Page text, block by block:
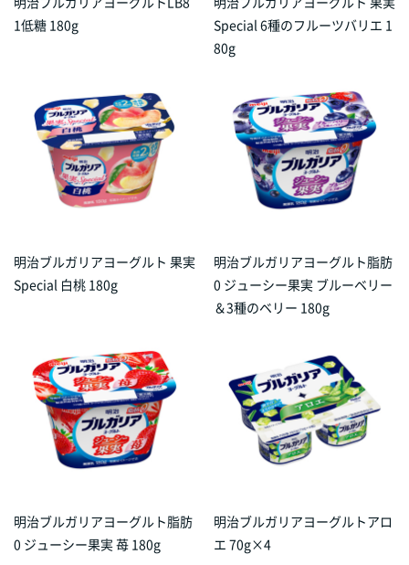
1低糖 180g
Special 6種のフルーツバリエ 1
80g
明治ブルガリアヨーグルト 果実
Special 白桃 180g
明治ブルガリアヨーグルト脂肪
0 ジューシー果実 ブルーベリー
＆3種のベリー 180g
明治ブルガリアヨーグルト脂肪
0 ジューシー果実 苺 180g
明治ブルガリアヨーグルトアロ
エ 70g×4